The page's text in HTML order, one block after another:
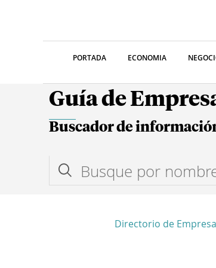
PORTADA ECONOMIA
Guía de
Buscador de
Directorio de